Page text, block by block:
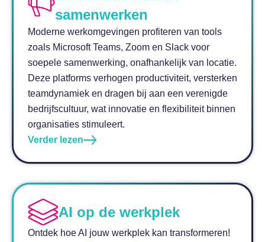
samenwerken
Moderne werkomgevingen profiteren van tools
zoals Microsoft Teams, Zoom en Slack voor
soepele samenwerking, onafhankelijk van locatie.
Deze platforms verhogen productiviteit, versterken
teamdynamiek en dragen bij aan een verenigde
bedrijfscultuur, wat innovatie en flexibiliteit binnen
organisaties stimuleert.
Verder lezen
AI op de werkplek
Ontdek hoe AI jouw werkplek kan transformeren!
a
a